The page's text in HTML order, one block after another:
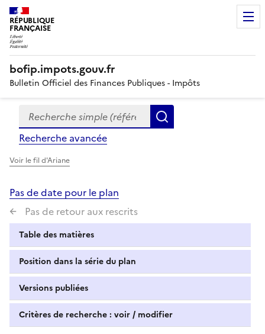
RÉPUBLIQUE
FRANÇAISE
bofip.impots.gouv.fr
Bulletin Officiel des Finances Publiques - Impôts
Formulaire
de
recherche
Recherche simple (références, mots clés, partie du
Recherche avancée
Voir le fil d'Ariane
Pas de date pour le plan
Pas de retour aux rescrits
Table des matières
Position dans la série du plan
Versions publiées
Critères de recherche : voir / modifier